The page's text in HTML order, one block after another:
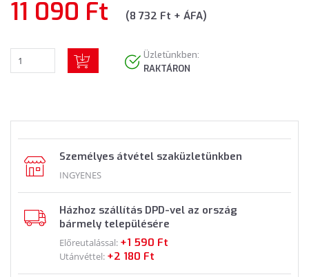
11 090 Ft (8 732 Ft + ÁFA)
Üzletünkben:
RAKTÁRON
Személyes átvétel szaküzletünkben
INGYENES
Házhoz szállítás DPD-vel az ország
bármely településére
Előreutalással: +1 590 Ft
Utánvéttel: +2 180 Ft